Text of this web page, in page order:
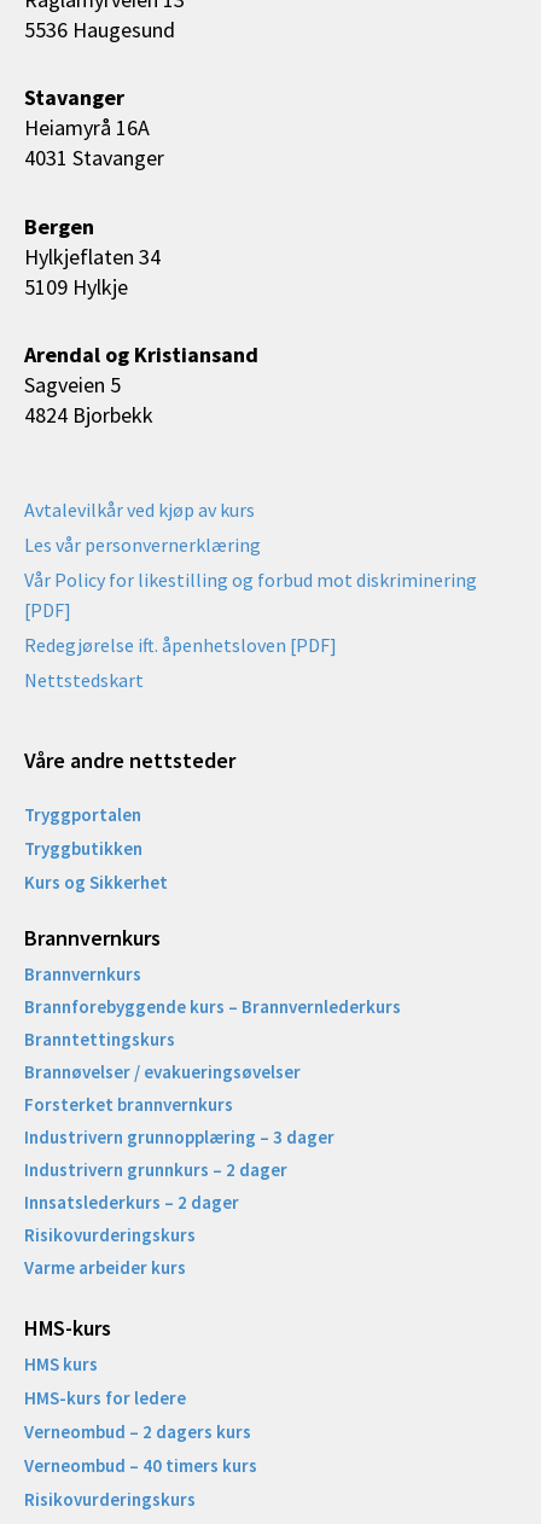
5536 Haugesund
Stavanger
Heiamyrå 16A
4031 Stavanger
Bergen
Hylkjeflaten 34
5109 Hylkje
Arendal og Kristiansand
Sagveien 5
4824 Bjorbekk
Avtalevilkår ved kjøp av kurs
Les vår personvernerklæring
Vår Policy for likestilling og forbud mot diskriminering
[PDF]
Redegjørelse ift. åpenhetsloven [PDF]
Nettstedskart
Våre andre nettsteder
Tryggportalen
Tryggbutikken
Kurs og Sikkerhet
Brannvernkurs
Brannvernkurs
Brannforebyggende kurs – Brannvernlederkurs
Branntettingskurs
Brannøvelser / evakueringsøvelser
Forsterket brannvernkurs
Industrivern grunnopplæring – 3 dager
Industrivern grunnkurs – 2 dager
Innsatslederkurs – 2 dager
Risikovurderingskurs
Varme arbeider kurs
HMS-kurs
HMS kurs
HMS-kurs for ledere
Verneombud – 2 dagers kurs
Verneombud – 40 timers kurs
Risikovurderingskurs